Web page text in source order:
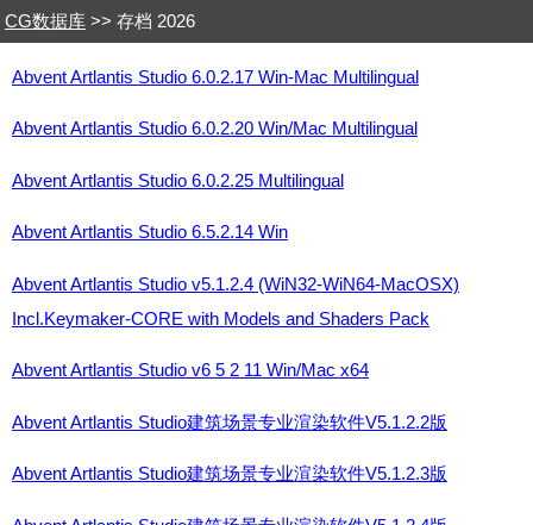
CG数据库 >> 存档 2026
Abvent Artlantis Studio 6.0.2.17 Win-Mac Multilingual
Abvent Artlantis Studio 6.0.2.20 Win/Mac Multilingual
Abvent Artlantis Studio 6.0.2.25 Multilingual
Abvent Artlantis Studio 6.5.2.14 Win
Abvent Artlantis Studio v5.1.2.4 (WiN32-WiN64-MacOSX)
Incl.Keymaker-CORE with Models and Shaders Pack
Abvent Artlantis Studio v6 5 2 11 Win/Mac x64
Abvent Artlantis Studio建筑场景专业渲染软件V5.1.2.2版
Abvent Artlantis Studio建筑场景专业渲染软件V5.1.2.3版